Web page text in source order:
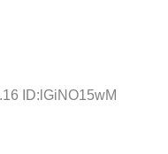
ID:lGiNO15wM